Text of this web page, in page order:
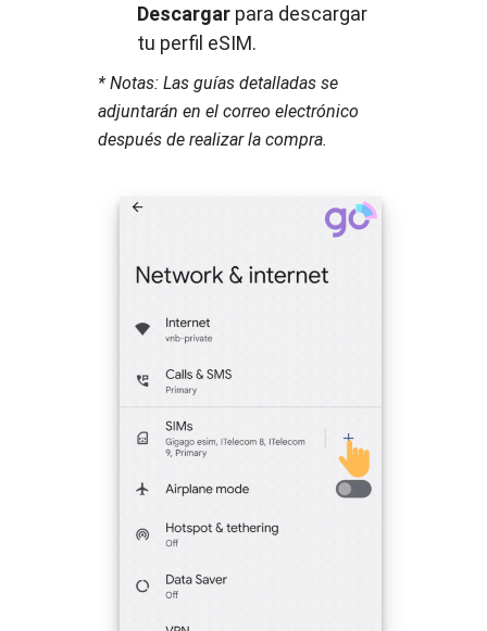
Descargar para descargar
tu perfil eSIM.
* Notas: Las guías detalladas se
adjuntarán en el correo electrónico
después de realizar la compra.